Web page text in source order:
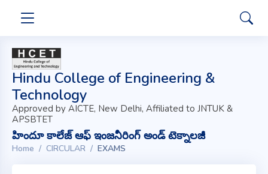
Hindu College of Engineering &
Technology
Approved by AICTE, New Delhi, Affiliated to JNTUK &
APSBTET
హిందూ కాలేజ్ ఆఫ్ ఇంజనీరింగ్ అండ్ టెక్నాలజీ
Home CIRCULAR EXAMS